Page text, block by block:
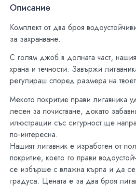
Описание
Комплект от два броя
за захранване.
С голям джоб в долната част,
храна и течности. Завържи
регулираш според размера на
Мекото покритие прави лигавника
лесен за почистване, докато
илюстрации със сигурност ще
по-интересна.
Нашият лигавник е изработен от
покритие, което го прави
се избърше с влажна кърпа и да
градуса. Цената е за два броя